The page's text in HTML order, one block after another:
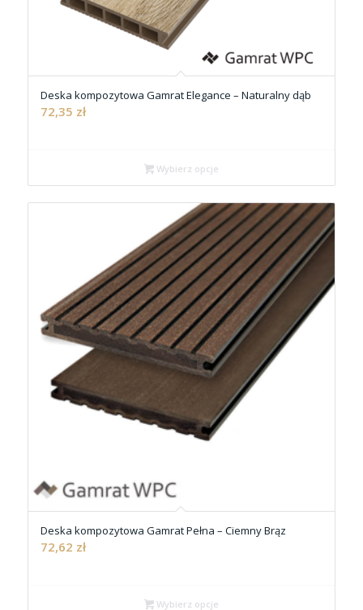
Deska kompozytowa Gamrat Elegance – Naturalny dąb
72,35 zł
Wybierz opcje
Deska kompozytowa Gamrat Pełna – Ciemny Brąz
72,62 zł
Wybierz opcje